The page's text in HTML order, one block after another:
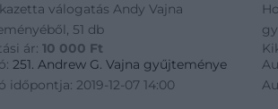
válogatás Andy Vajna
51 db
ár: 10 000 Ft
251. Andrew G. Vajna gyűjteménye
időpontja: 2019-12-07 14:00